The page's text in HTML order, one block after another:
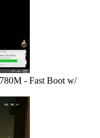
- Fast Boot w/